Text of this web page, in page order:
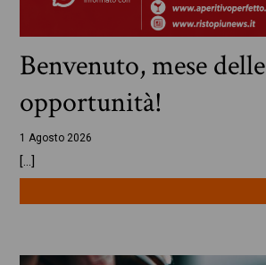
Benvenuto, mese delle
opportunità!
1 Agosto 2026
[…]